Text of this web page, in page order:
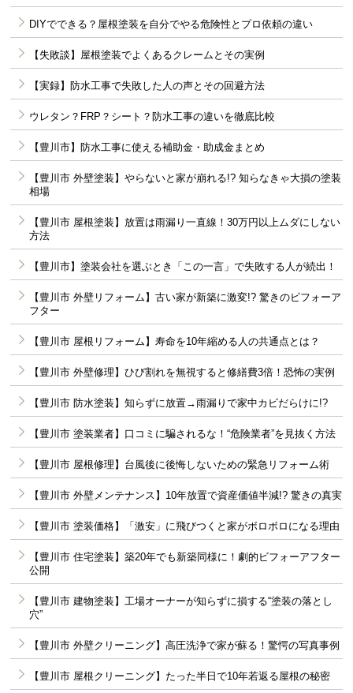
DIYでできる？屋根塗装を自分でやる危険性とプロ依頼の違い
【失敗談】屋根塗装でよくあるクレームとその実例
【実録】防水工事で失敗した人の声とその回避方法
ウレタン？FRP？シート？防水工事の違いを徹底比較
【豊川市】防水工事に使える補助金・助成金まとめ
【豊川市 外壁塗装】やらないと家が崩れる!? 知らなきゃ大損の塗装
相場
【豊川市 屋根塗装】放置は雨漏り一直線！30万円以上ムダにしない
方法
【豊川市】塗装会社を選ぶとき「この一言」で失敗する人が続出！
【豊川市 外壁リフォーム】古い家が新築に激変!? 驚きのビフォーア
フター
【豊川市 屋根リフォーム】寿命を10年縮める人の共通点とは？
【豊川市 外壁修理】ひび割れを無視すると修繕費3倍！恐怖の実例
【豊川市 防水塗装】知らずに放置→雨漏りで家中カビだらけに!?
【豊川市 塗装業者】口コミに騙されるな！“危険業者”を見抜く方法
【豊川市 屋根修理】台風後に後悔しないための緊急リフォーム術
【豊川市 外壁メンテナンス】10年放置で資産価値半減!? 驚きの真実
【豊川市 塗装価格】「激安」に飛びつくと家がボロボロになる理由
【豊川市 住宅塗装】築20年でも新築同様に！劇的ビフォーアフター
公開
【豊川市 建物塗装】工場オーナーが知らずに損する“塗装の落とし
穴”
【豊川市 外壁クリーニング】高圧洗浄で家が蘇る！驚愕の写真事例
【豊川市 屋根クリーニング】たった半日で10年若返る屋根の秘密